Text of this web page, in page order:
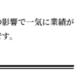
響で一気に業績が
。